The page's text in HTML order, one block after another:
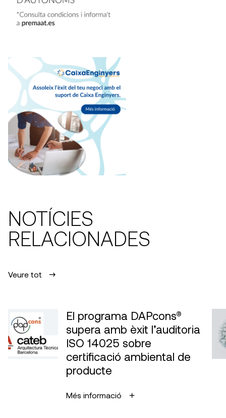
NOTÍCIES
RELACIONADES
Veure tot
El programa DAPcons®
supera amb èxit l’auditoria
ISO 14025 sobre
certificació ambiental de
producte
Més informació